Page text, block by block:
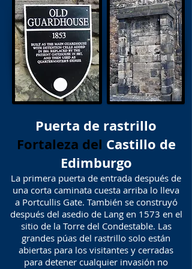
Puerta de rastrillo
Fortaleza del Castillo de
Edimburgo
La primera puerta de entrada después de
una corta caminata cuesta arriba lo lleva
a Portcullis Gate. También se construyó
después del asedio de Lang en 1573 en el
sitio de la Torre del Condestable. Las
grandes púas del rastrillo solo están
abiertas para los visitantes y cerradas
para detener cualquier invasión no